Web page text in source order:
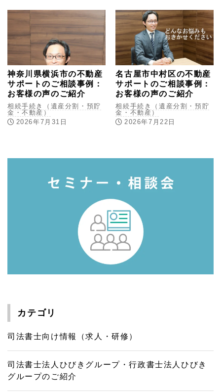
神奈川県横浜市の不動産
サポートのご相談事例：
お客様の声のご紹介
相続手続き（遺産分割・預貯
金・不動産）
2026年7月31日
名古屋市中村区の不動産
サポートのご相談事例：
お客様の声のご紹介
相続手続き（遺産分割・預貯
金・不動産）
2026年7月22日
カテゴリ
司法書士向け情報（求人・研修）
司法書士法人ひびきグループ・行政書士法人ひびき
グループのご紹介